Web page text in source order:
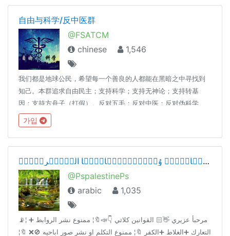
自由与科学/反中医群
@FSATCM
chinese
1,546
我们都是地球公民，希望每一个善良的人都能在黑暗之中寻找到
知己。本群追求自由民主；支持科学；支持无神论；支持转基
因；支持方舟子（打假）。反对五毛；反对中医；反对伪科学、
阴谋论；反对种族歧视、民族歧视、性别歧视、性取向歧视，地
域歧视、年龄歧视等各种歧视！
가입
شۣۗـۙبۣۗـۙآبۣۗـۙ وُصۣۗـۙبۣۗـۙآيۣۗہآ آلَعۣۗـۙربۣۗـۙ ❤
@PspalestinePs
arabic
1,035
📡¦ مرحبأ عزيري 👋🏻 القوانين كلاتي 👇📣🔖¦ ممنوع نشر الروابط ➕
التعارك ➕الغلاط ➕الكفر 🔖¦ ممنوع التكلم او نشر صور اباحيه 🚫❌ 🔖¦